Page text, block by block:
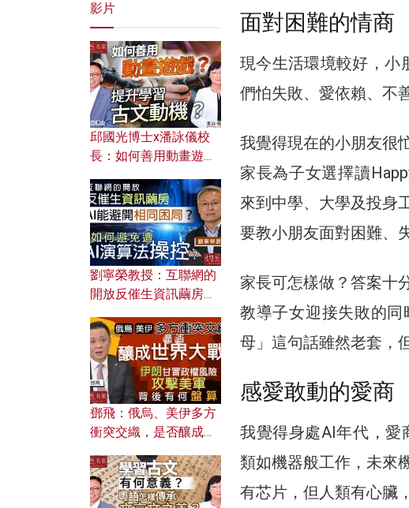
面對困難的情商
現今生活環境較好，小
們怕失敗、愛依賴、不
我覺得現在的小朋友很
家長為子女選擇讀
來到中學、大學及投身
要教小朋友面對困難、
家長可怎樣做？答案十
教導子女迎接失敗的
母」這句話雖然老套，
感愛敢動的愛商
我覺得身處AI年代，愛
類如機器般工作，未來
有芯片，但人類有心臟
影片
邱國光博士x潘詠儀校
長：如何善用動畫遊戲
劉寧榮教授：互聯網的
開放反催生資訊繭房，
何避免遭AI演算法操
控？
鄧飛：俄烏、美伊多方
衝突交織，是否釀成世
風險攻擊美軍，背後有
何盤算？